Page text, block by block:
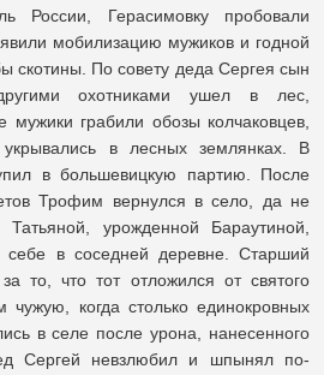
России, Герасимовку пробовали
мобилизацию мужиков и годной
скотины. По совету деда Сергея сын
охотниками ушел в лес,
мужики грабили обозы колчаковцев,
в лесных землянках. В
в большевицкую партию. После
Трофим вернулся в село, да не
урожденной Бараутиной,
себе в соседней деревне. Старший
то, что тот отложился от святого
когда столько единокровных
в селе после урона, нанесенного
Сергей невзлюбил и шпынял по-